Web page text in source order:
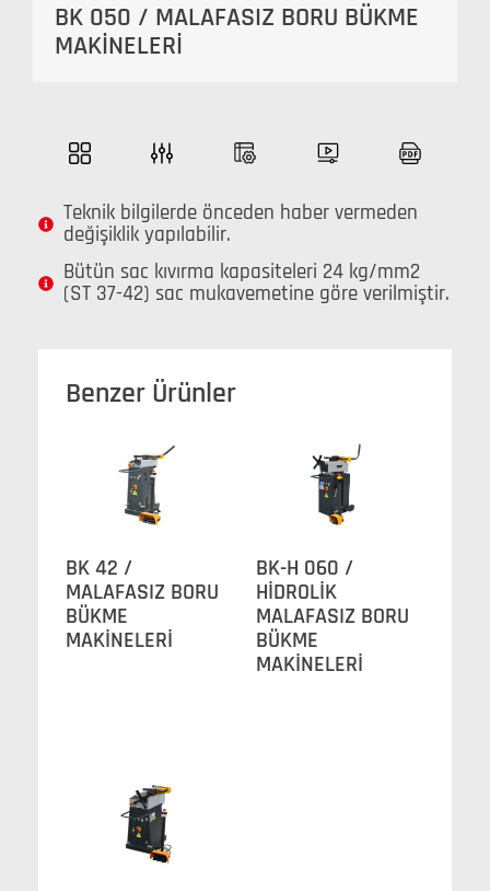
BK 050 / MALAFASIZ BORU BÜKME
MAKİNELERİ
Teknik bilgilerde önceden haber vermeden
değişiklik yapılabilir.
Bütün sac kıvırma kapasiteleri 24 kg/mm2
(ST 37-42) sac mukavemetine göre verilmiştir.
Benzer Ürünler
BK 42 /
MALAFASIZ BORU
BÜKME
MAKİNELERİ
BK-H 060 /
HİDROLİK
MALAFASIZ BORU
BÜKME
MAKİNELERİ